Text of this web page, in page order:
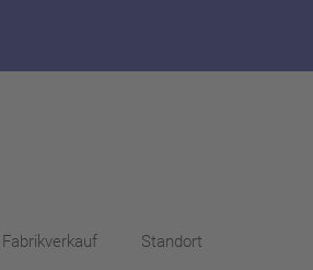
Fabrikverkauf Standort